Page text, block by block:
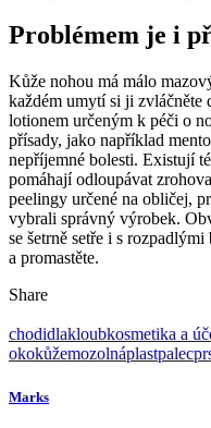
Problémem je i
Kůže nohou má málo
každém umytí si ji zvláčněte
lotionem určeným k péči o
přísady, jako například
nepříjemné bolesti. Existují
pomáhají odloupávat
peelingy určené na obličej,
vybrali správný výrobek.
se šetrně setře i s
a promastěte.
Share
chodidlakloubkosmetika a
okokůžemozolnáplastpalec
Marks